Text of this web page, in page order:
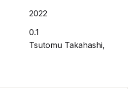
2022
0.1
Tsutomu Takahashi,